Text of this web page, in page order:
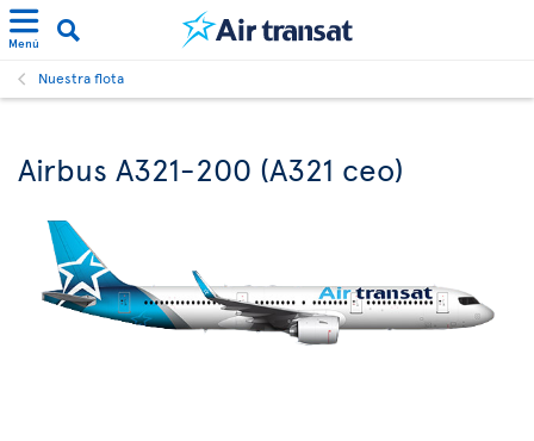
Menú
Nuestra flota
Airbus A321-200 (A321 ceo)